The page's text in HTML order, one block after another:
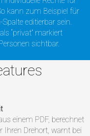
kann zum Beispiel für
editierbar sein.
“privat” markiert
sichtbar.
einem PDF, berechnet
Drehort, warnt bei